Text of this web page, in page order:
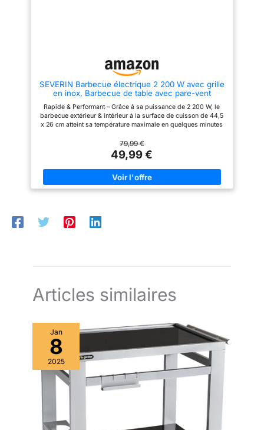
griller de manière spontanée
COMPACT & PUISSANT – Avec
ses 2000W et sa surface de
électrique offre performance et
compacité. Son cordon
d'alimentation de 140 cm offre
SEVERIN Barbecue électrique 2 200 W avec grille
en inox, Barbecue de table avec pare-vent
intérieur et extérieur, Noir, PG 8565
Rapide & Performant – Grâce à sa puissance de 2 200 W, le
barbecue extérieur & intérieur à la surface de cuisson de 44,5
x 26 cm atteint sa température maximale en quelques minutes
met en marche simplement grâce au thermostat réglable par
bouton rotatif 360° avec rétro-éclairage LED. Le câble
d'alimentation de 1,4 m permet une flexibilité maximale
Polyvalent – Utilisable à l'intérieur comme à l'extérieur, ce
barbecue de table est idéal pour un repas convivial entre amis
ou en famille. Le bac à eau réduit également fumée et odeurs
amovible de 8 cm. Ses nombreux composants amovibles
rendent également son nettoyage facile Détails – SEVERIN
79,99 €
49,99 €
Articles similaires
Jan
8
2025